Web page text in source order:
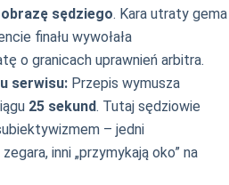
obrazę sędziego. Kara utraty gema
finału wywołała
o granicach uprawnień arbitra.
serwisu: Przepis wymusza
25 sekund. Tutaj sędziowie
– jedni
inni „przymykają oko” na